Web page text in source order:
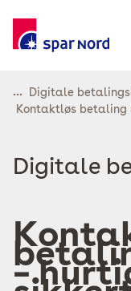
...
Digitale
Kontaktløs betaling
Læs
mere
Digitale
–